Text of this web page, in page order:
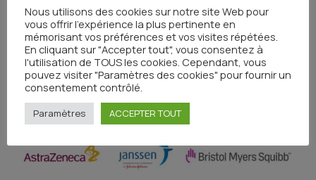
Cette réunion est destinée aux professionnels de santé
uniquement.
AVEC LE SOUTIEN DE NOS PARTENAIRES :
Nous utilisons des cookies sur notre site Web pour
vous offrir l'expérience la plus pertinente en
mémorisant vos préférences et vos visites répétées.
En cliquant sur "Accepter tout", vous consentez à
l'utilisation de TOUS les cookies. Cependant, vous
pouvez visiter "Paramètres des cookies" pour fournir un
consentement contrôlé.
Paramètres ACCEPTER TOUT